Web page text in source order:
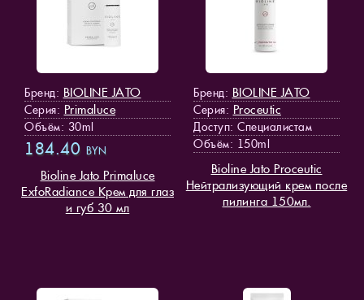
Бренд: BIOLINE JATO
Серия: Primaluce
Объём: 30ml
184.40 BYN
Bioline Jato Primaluce
ExfoRadiance Крем для глаз
и губ 30 мл
Бренд: BIOLINE JATO
Серия: Proceutic
Доступ: Специалистам
Объём: 150ml
Bioline Jato Proceutic
Нейтрализующий крем после
пилинга 150мл.